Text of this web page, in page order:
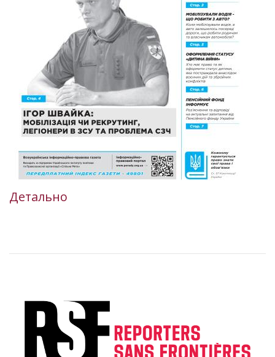
Детально